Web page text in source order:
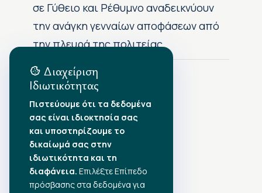
σε Γύθειο και Ρέθυμνο αναδεικνύουν
την ανάγκη γενναίων αποφάσεων από
την πλευρά της πολιτείας
Αρχείο Δημοσιεύσεων
•Αύγουστος 2026
•Ιούλιος 2026
•Ιούνιος 2026
•Μάιος 2026
•Απρίλιος 2026
•Μάρτιος 2026
Διαχείριση
Ιδιωτικότητας
Πιστεύουμε ότι τα δεδομένα
σας είναι ιδιοκτησία σας
και υποστηρίζουμε το
δικαίωμά σας στην
ιδιωτικότητα και τη
διαφάνεια. Επιλέξτε Επίπεδο
πρόσβασης στα δεδομένα για